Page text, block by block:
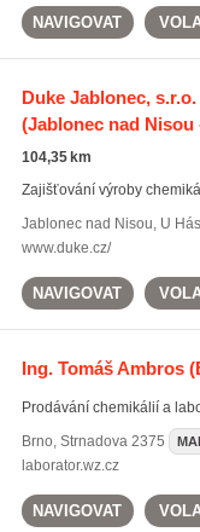
NAVIGOVAT
Duke Jablonec, s.r.o.
(Jablonec nad
104,35 km
Zajišťování výroby
Jablonec nad Nisou, U
www.duke.cz/
NAVIGOVAT
Ing. Tomáš Ambros
Prodávání chemikálií a
Brno, Strnadova 2375
laborator.wz.cz
NAVIGOVAT